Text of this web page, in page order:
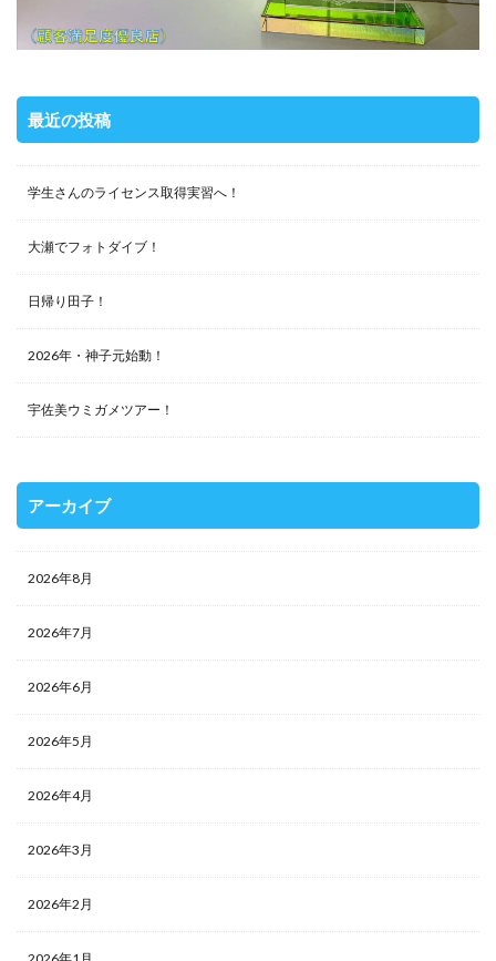
最近の投稿
学生さんのライセンス取得実習へ！
大瀬でフォトダイブ！
日帰り田子！
2026年・神子元始動！
宇佐美ウミガメツアー！
アーカイブ
2026年8月
2026年7月
2026年6月
2026年5月
2026年4月
2026年3月
2026年2月